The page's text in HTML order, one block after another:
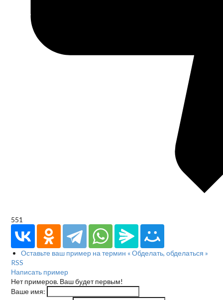
551
Оставьте ваш пример на термин « Обделать, обделаться »
RSS
Написать пример
Нет примеров. Ваш будет первым!
Ваше имя: